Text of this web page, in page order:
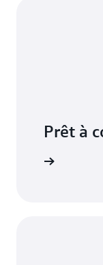
Prêt à